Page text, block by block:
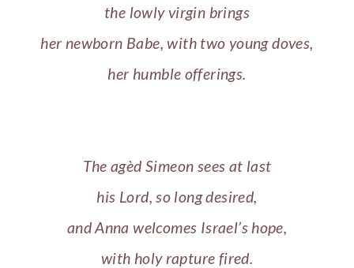
the lowly virgin brings
her newborn Babe, with two young doves,
her humble offerings.
The agèd Simeon sees at last
his Lord, so long desired,
and Anna welcomes Israel’s hope,
with holy rapture fired.